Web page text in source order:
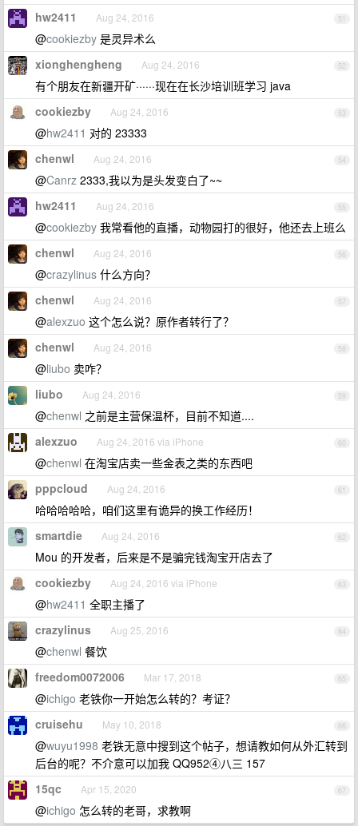
51
hw2411 Aug 24, 2016
@cookiezby 是灵异术么
52
xionghengheng Aug 24, 2016
有个朋友在新疆开矿······现在在长沙培训班学习 java
53
cookiezby Aug 24, 2016
@hw2411 对的 23333
54
chenwl Aug 24, 2016
@Canrz 2333,我以为是头发变白了~~
55
hw2411 Aug 24, 2016
@cookiezby 我常看他的直播，动物园打的很好，他还去上班么
56
chenwl Aug 24, 2016
@crazylinus 什么方向？
57
chenwl Aug 24, 2016
@alexzuo 这个怎么说？原作者转行了？
58
chenwl Aug 24, 2016
@liubo 卖咋？
59
liubo Aug 24, 2016
@chenwl 之前是主营保温杯，目前不知道....
60
alexzuo Aug 24, 2016 via iPhone
@chenwl 在淘宝店卖一些金表之类的东西吧
61
pppcloud Aug 24, 2016
哈哈哈哈哈，咱们这里有诡异的换工作经历！
62
smartdie Aug 24, 2016
Mou 的开发者，后来是不是骗完钱淘宝开店去了
63
cookiezby Aug 24, 2016 via iPhone
@hw2411 全职主播了
64
crazylinus Aug 25, 2016
@chenwl 餐饮
65
freedom0072006 Mar 17, 2018
@ichigo 老铁你一开始怎么转的？考证？
66
cruisehu May 10, 2018
@wuyu1998 老铁无意中搜到这个帖子，想请教如何从外汇转到
后台的呢？不介意可以加我 QQ952④八三 157
67
15qc Apr 15, 2020
@ichigo 怎么转的老哥，求教啊